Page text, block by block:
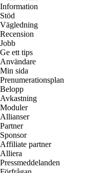
Information
Stöd
Vägledning
Recension
Jobb
Ge ett tips
Användare
Min sida
Prenumerationsplan
Belopp
Avkastning
Moduler
Allianser
Partner
Sponsor
Affiliate partner
Alliera
Pressmeddelanden